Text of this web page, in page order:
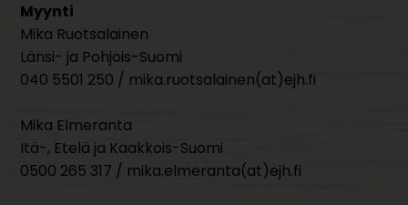
Myynti
Mika Ruotsalainen
Länsi- ja Pohjois-Suomi
040 5501 250 / mika.ruotsalainen(at)ejh.fi
Mika Elmeranta
Itä-, Etelä ja Kaakkois-Suomi
0500 265 317 / mika.elmeranta(at)ejh.fi